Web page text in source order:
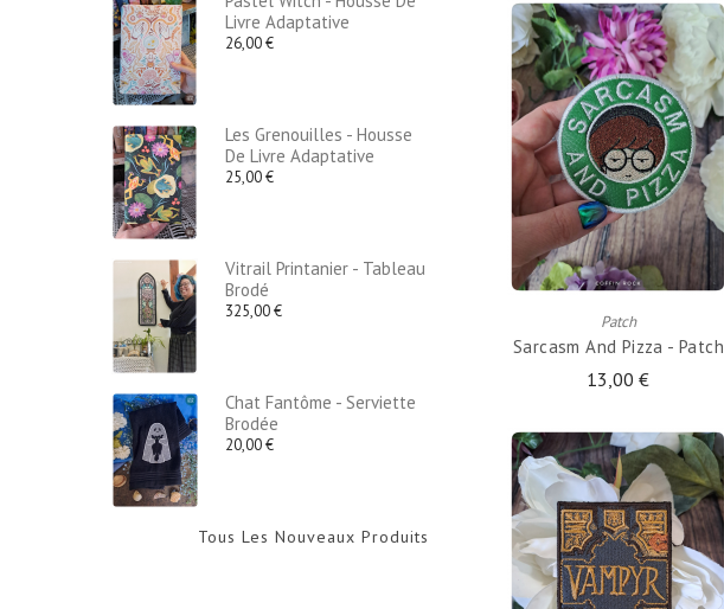
Livre Adaptative
26,00 €
Les Grenouilles - Housse
De Livre Adaptative
25,00 €
Vitrail Printanier - Tableau
Brodé
325,00 €
Chat Fantôme - Serviette
Brodée
20,00 €
Tous Les Nouveaux Produits
Patch
Sarcasm And Pizza - Patch
13,00 €
AJOUTER AU PANIER